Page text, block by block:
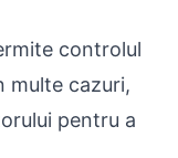
controlul
multe cazuri,
pentru a